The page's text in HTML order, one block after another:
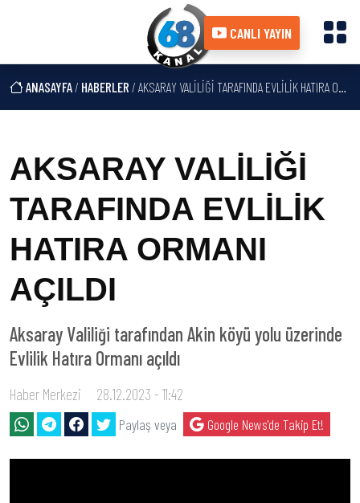
CANLI YAYIN
ANASAYFA/ HABERLER / AKSARAY VALİLİĞİ TARAFINDA EVLİLİK HATIRA ORMANI AÇILDI
AKSARAY VALİLİĞİ
TARAFINDA EVLİLİK
HATIRA ORMANI
AÇILDI
Aksaray Valiliği tarafından Akin köyü yolu üzerinde
Evlilik Hatıra Ormanı açıldı
Haber Merkezi 28.12.2023 - 11:42
Paylaş veya Google News'de Takip Et!